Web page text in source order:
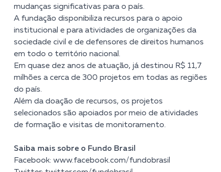
mudanças significativas para o país.
A fundação disponibiliza recursos para o apoio
institucional e para atividades de organizações da
sociedade civil e de defensores de direitos humanos
em todo o território nacional.
Em quase dez anos de atuação, já destinou R$ 11,7
milhões a cerca de 300 projetos em todas as regiões
do país.
Além da doação de recursos, os projetos
selecionados são apoiados por meio de atividades
de formação e visitas de monitoramento.
Saiba mais sobre o Fundo Brasil
Facebook: www.facebook.com/fundobrasil